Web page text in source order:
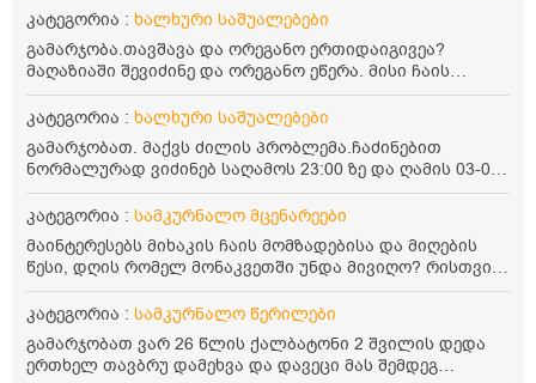
კატეგორია : ხალხური საშუალებები
გამარჯობა.თავშავა და ორეგანო ერთიდაიგივეა?
მაღაზიაში შევიძინე და ორეგანო ეწერა. მისი ჩაის
დალევის წესი მაინტერესებს.რისთვის არის კარგი?
წავიკითხე რომ: 1 ჭიქა თბილ წყალში ჩავყაროთ 1 ჩაის
კოვზი დაქუცმაცებული და გამხმარი ორეგანო და
გავაჩეროთ 10-15 წუთი, მივიღოთო ჭამიდან 1-2 საათში.
მიზანი: ანტიოქსიდანტური და ანთების საწინააღმდეგო
თვისება. სწორია ეს ინფორმაცია? უკუჩვენება რა აქვს
და ბრონქულ ასთმას თუ შველის ორეგანოს ჩაი?
კატეგორია : ხალხური საშუალებები
გამარჯობათ. მაქვს ძილის პრობლემა.ჩაძინებით
ნორმალურად ვიძინებ საღამოს 23:00 ზე და ღამის 03-00
ან 04:00 საათზე მეღვიძება და მერე ვერ ვიძინებ
ვერაფრით.რამე ხალხური საშუალება თუ არის ამ
პრობლემის მოსაგვარებლად
კატეგორია : სამკურნალო მცენარეები
მაინტერესებს მიხაკის ჩაის მომზადებისა და მიღების
წესი, დღის რომელ მონაკვეთში უნდა მივიღო? რისთვის
არის სასარგებლო და უკუჩვენება თუ აქვს
კატეგორია : სამკურნალო წერილები
გამარჯობათ ვარ 26 წლის ქალბატონი 2 შვილის დედა
ერთხელ თავბრუ დამეხვა და დავეცი მას შემდეგ